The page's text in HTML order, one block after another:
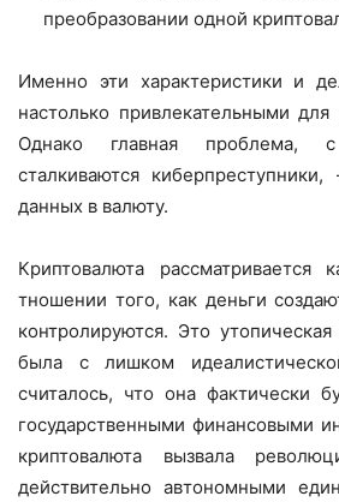
преобразовании одной
Именно эти характеристики и
настолько привлекательными для
Однако главная проблема,
сталкиваются
данных в валюту.
Криптовалюта
тношении того, как деньги
контролируются. Это
была с лишком
считалось, что она фактически
государственными финансовыми
криптовалюта вызвала
действительно автономными